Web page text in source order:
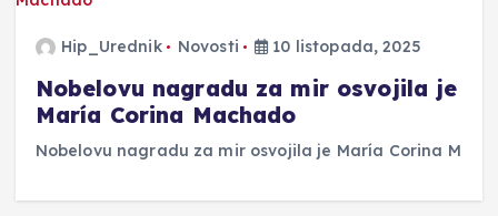
Hip_Urednik Novosti 10 listopada, 2025
Nobelovu nagradu za mir osvojila je
María Corina Machado
Nobelovu nagradu za mir osvojila je María Corina M